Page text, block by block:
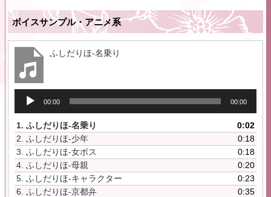
ボイスサンプル・アニメ系
ふしだりほ-名乗り
レ
ー
ヤ
ー
00:00 00:00
1. ふしだりほ-名乗り
0:02
2. ふしだりほ-少年
0:18
3. ふしだりほ-女ボス
0:18
4. ふしだりほ-母親
0:20
5. ふしだりほ-キャラクター
0:23
6. ふしだりほ-京都弁
0:35